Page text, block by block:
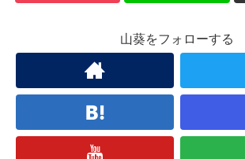
山葵をフォローする